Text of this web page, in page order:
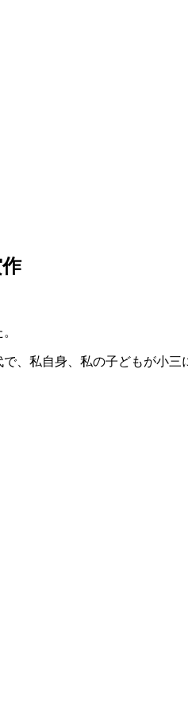
、私自身、私の子どもが小